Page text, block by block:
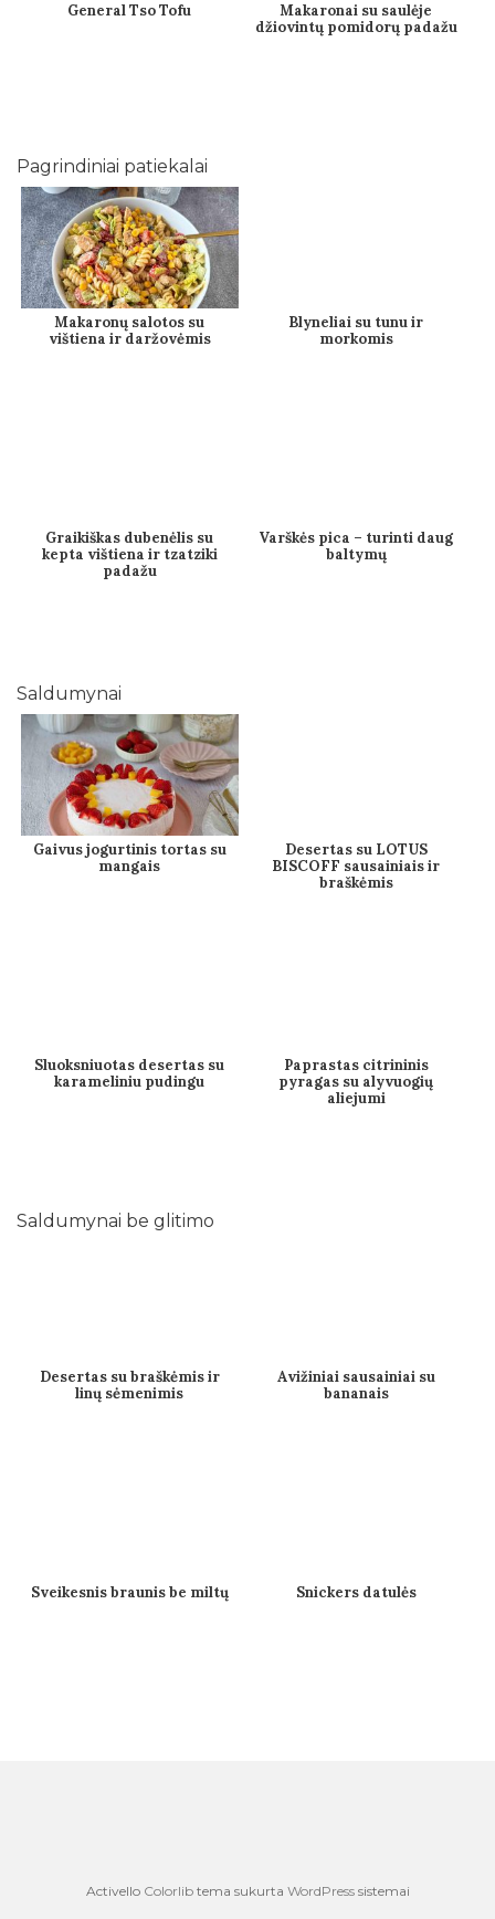
General Tso Tofu
Makaronai su saulėje
džiovintų pomidorų padažu
Pagrindiniai patiekalai
Makaronų salotos su
vištiena ir daržovėmis
Blyneliai su tunu ir
morkomis
Graikiškas dubenėlis su
kepta vištiena ir tzatziki
padažu
Varškės pica – turinti daug
baltymų
Saldumynai
Gaivus jogurtinis tortas su
mangais
Desertas su LOTUS
BISCOFF sausainiais ir
braškėmis
Sluoksniuotas desertas su
karameliniu pudingu
Paprastas citrininis
pyragas su alyvuogių
aliejumi
Saldumynai be glitimo
Desertas su braškėmis ir
linų sėmenimis
Avižiniai sausainiai su
bananais
Sveikesnis braunis be miltų Snickers datulės
Activello Colorlibtema sukurta WordPresssistemai